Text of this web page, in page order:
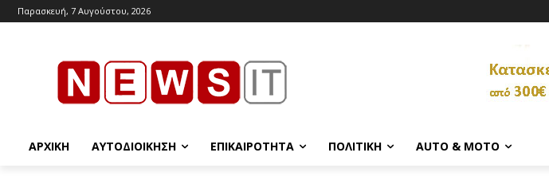
Παρασκευή, 7 Αυγούστου, 2026
ΑΡΧΙΚΉ ΑΥΤΟΔΙΟΊΚΗΣΗ ΕΠΙΚΑΙΡΌΤΗΤΑ ΠΟΛΙΤΙΚΉ AUTO & MOTO